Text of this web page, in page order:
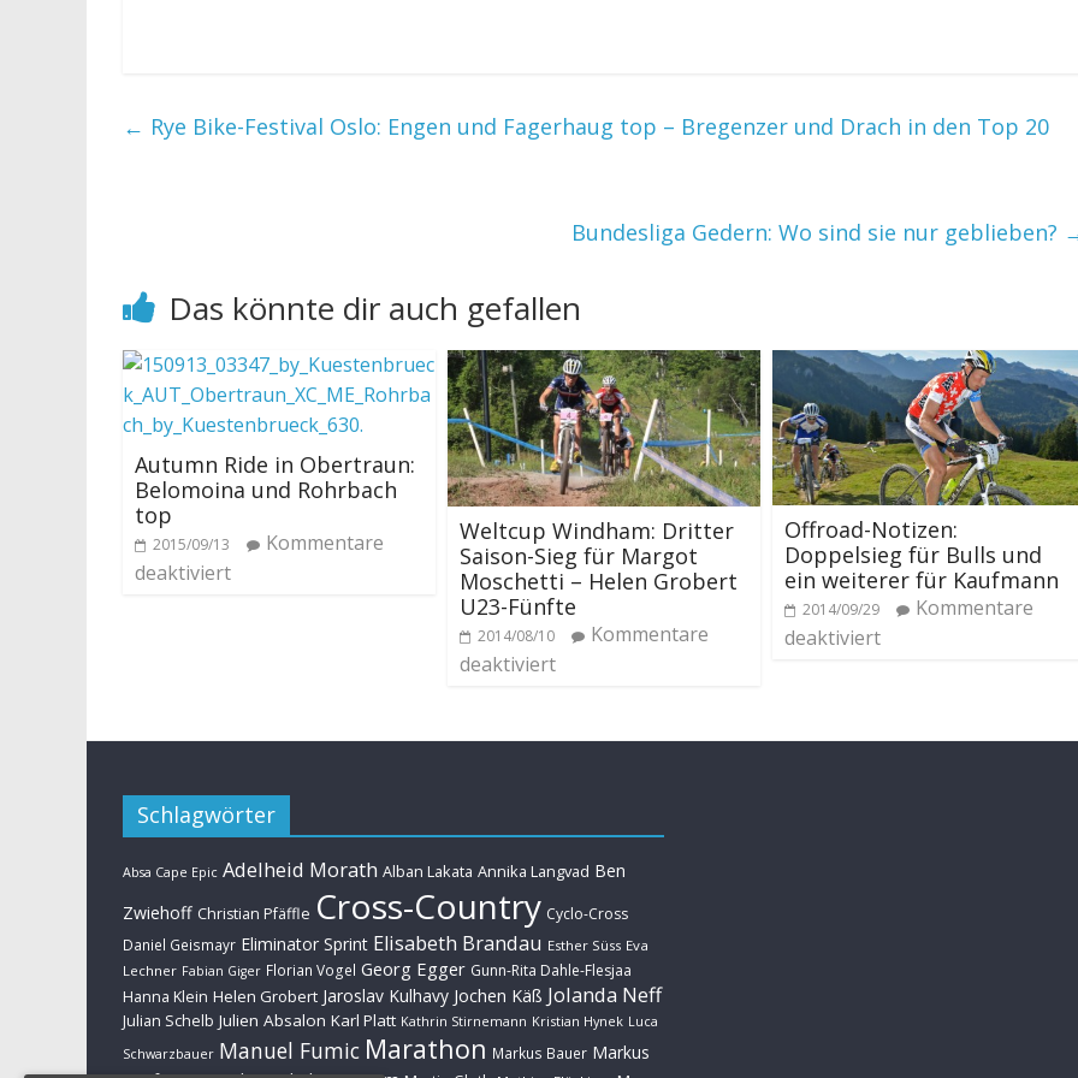
← Rye Bike-Festival Oslo: Engen und Fagerhaug top – Bregenzer und Drach in den Top 20
Bundesliga Gedern: Wo sind sie nur geblieben?
Das könnte dir auch gefallen
Autumn Ride in Obertraun:
Belomoina und Rohrbach
top
2015/09/13
Kommentare
deaktiviert
Weltcup Windham: Dritter
Saison-Sieg für Margot
Moschetti – Helen Grobert
U23-Fünfte
2014/08/10
Kommentare
deaktiviert
Offroad-Notizen:
Doppelsieg für Bulls und
ein weiterer für Kaufmann
2014/09/29
Kommentare
deaktiviert
Schlagwörter
Absa Cape Epic Adelheid Morath Alban Lakata Annika Langvad Ben
Zwiehoff Christian Pfäffle Cross-Country Cyclo-Cross
Daniel Geismayr Eliminator Sprint Elisabeth Brandau Esther Süss Eva
Lechner Fabian Giger Florian Vogel Georg Egger Gunn-Rita Dahle-Flesjaa
Hanna Klein Helen Grobert Jaroslav Kulhavy Jochen Käß Jolanda Neff
Julian Schelb Julien Absalon Karl Platt Kathrin Stirnemann Kristian Hynek Luca
Schwarzbauer Manuel Fumic Marathon Markus Bauer Markus